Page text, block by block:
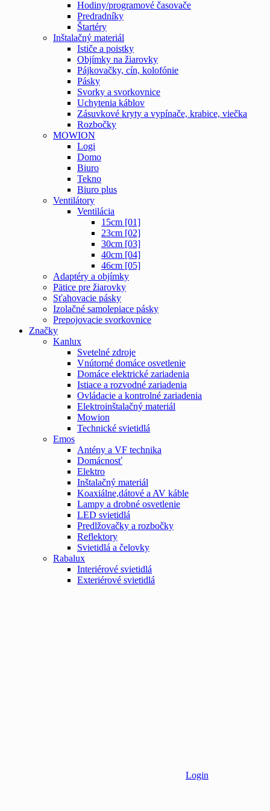
Hodiny/programové časovače
Predradníky
Štartéry
Inštalačný materiál
Ističe a poistky
Objímky na žiarovky
Pájkovačky, cín, kolofónie
Pásky
Svorky a svorkovnice
Uchytenia káblov
Zásuvkové kryty a vypínače, krabice, viečka
Rozbočky
MOWION
Logi
Domo
Biuro
Tekno
Biuro plus
Ventilátory
Ventilácia
15cm [01]
23cm [02]
30cm [03]
40cm [04]
46cm [05]
Adaptéry a objímky
Pätice pre žiarovky
Sťahovacie pásky
Izolačné samolepiace pásky
Prepojovacie svorkovnice
Značky
Kanlux
Svetelné zdroje
Vnútorné domáce osvetlenie
Domáce elektrické zariadenia
Istiace a rozvodné zariadenia
Ovládacie a kontrolné zariadenia
Elektroinštalačný materiál
Mowion
Technické svietidlá
Emos
Antény a VF technika
Domácnosť
Elektro
Inštalačný materiál
Koaxiálne,dátové a AV káble
Lampy a drobné osvetlenie
LED svietidlá
Predlžovačky a rozbočky
Reflektory
Svietidlá a čelovky
Rabalux
Interiérové svietidlá
Exteriérové svietidlá
Login